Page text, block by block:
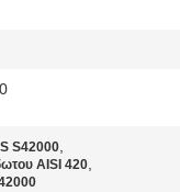
S42000,
AISI 420,